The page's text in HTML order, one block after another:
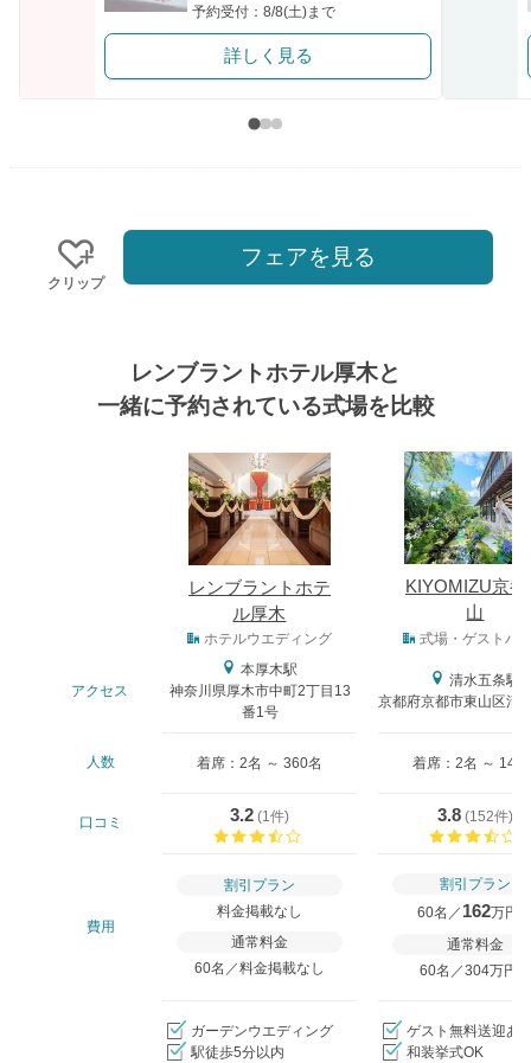
予約受付：8/8(土)まで
詳しく見る
クリップ
フェアを見る
レンブラントホテル厚木と
一緒に予約されている式場を比較
レンブラントホテ
ル厚木
KIYOMIZU京都
山
ホテルウエディング 式場・ゲストハ
アクセス
本厚木駅
神奈川県厚木市中町2丁目13
番1号
清水五条駅
京都府京都市東山区清
人数 着席：2名 ～ 360名 着席：2名 ～ 146
口コミ 3.2 (1件)
3.8 (152件)
費用
割引プラン
料金掲載なし
通常料金
60名／料金掲載なし
割引プラン
60名／ 162万円
通常料金
60名／304万円〜
ガーデンウエディング
駅徒歩5分以内
ゲスト無料送迎あ
和装挙式OK